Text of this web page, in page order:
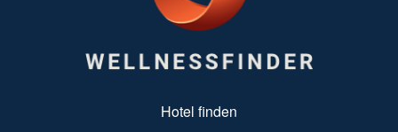
Hotel finden